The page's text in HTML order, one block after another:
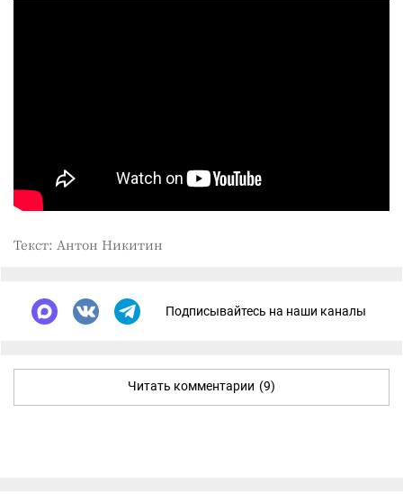
Текст: Антон Никитин
Подписывайтесь на наши каналы
Читать комментарии (9)